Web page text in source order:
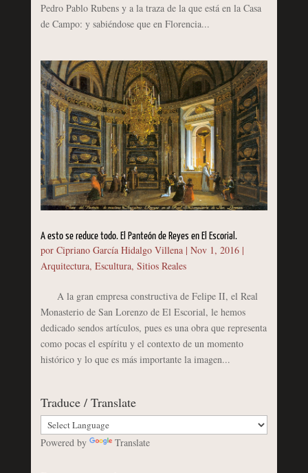
Pedro Pablo Rubens y a la traza de la que está en la Casa
de Campo: y sabiéndose que en Florencia...
A esto se reduce todo. El Panteón de Reyes en El Escorial.
por Cipriano García Hidalgo Villena| Nov 1, 2016|
Arquitectura, Escultura, Sitios Reales
A la gran empresa constructiva de Felipe II, el Real
Monasterio de San Lorenzo de El Escorial, le hemos
dedicado sendos artículos, pues es una obra que representa
como pocas el espíritu y el contexto de un momento
histórico y lo que es más importante la imagen...
Traduce / Translate
Powered by Translate